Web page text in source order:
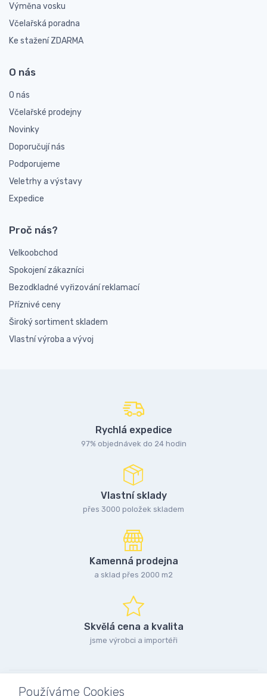
Výměna vosku
Včelařská poradna
Ke stažení ZDARMA
O nás
O nás
Včelařské prodejny
Novinky
Doporučují nás
Podporujeme
Veletrhy a výstavy
Expedice
Proč nás?
Velkoobchod
Spokojení zákazníci
Bezodkladné vyřizování reklamací
Příznivé ceny
Široký sortiment skladem
Vlastní výroba a vývoj
Rychlá expedice
97% objednávek do 24 hodin
Vlastní sklady
přes 3000 položek skladem
Kamenná prodejna
a sklad přes 2000 m2
Skvělá cena a kvalita
jsme výrobci a importéři
Používáme Cookies